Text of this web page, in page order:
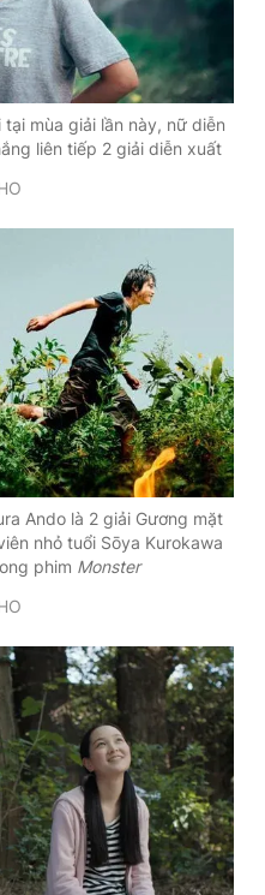
mùa giải lần này, nữ diễn
liên tiếp 2 giải diễn xuất
Ando là 2 giải Gương mặt
nhỏ tuổi Sōya Kurokawa
phim Monster